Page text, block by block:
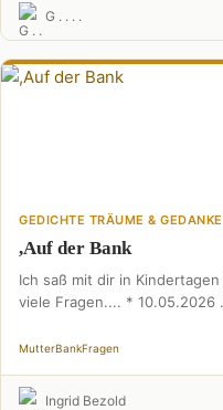
G . . . .
GEDICHTE TRÄUME &
,Auf der Bank
Ich saß mit dir in
viele Fragen.... * 10.05.2026
MutterBankFragen
Ingrid Bezold